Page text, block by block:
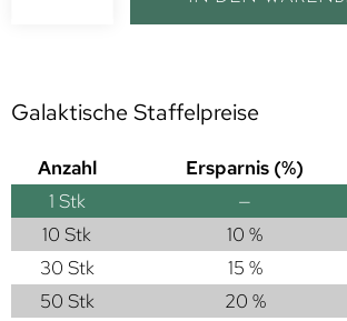
Galaktische Staffelpreise
Anzahl Ersparnis (%)
1 Stk —
10 Stk
10 %
30 Stk
15 %
50 Stk
20 %